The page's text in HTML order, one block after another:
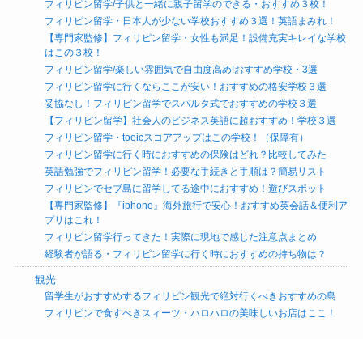
フィリピン留学/子供と一緒に親子留学のできる・おすすめ３校！
フィリピン留学・日本人が少ない学校おすすめ３選！英語まみれ！
【専門家監修】フィリピン留学・女性も満足！設備充実キレイな学校
はこの３校！
フィリピン留学/楽しい雰囲気で自由度高め!おすすめ学校・3選
フィリピン留学に行くならここが安い！おすすめの格安学校３選
妥協なし！フィリピン留学でスパルタ式でおすすめの学校３選
【フィリピン留学】社会人のビジネス英語に超おすすめ！学校３選
フィリピン留学・toeicスコアアップはこの学校！（保障有）
フィリピン留学に行く時におすすめの保険はどれ？比較してみた
英語勉強でフィリピン留学！必要な手続きと手順は？簡易リスト
フィリピンでセブ島に留学してる途中におすすめ！遊びスポット
【専門家監修】『iphone』海外旅行で安心！おすすめ英会話＆便利ア
プリはこれ！
フィリピン留学行ってきた！実際に現地で感じた注意点まとめ
経験者が語る・フィリピン留学に行く時におすすめの持ち物は？
観光
留学生がおすすめするフィリピン観光で絶対行くべきおすすめの島
フィリピンで食すべきスィーツ・ハロハロの美味しいお店はここ！